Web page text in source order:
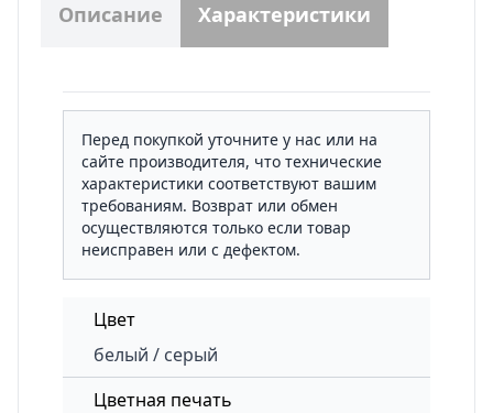
Описание Характеристики
Перед покупкой уточните у нас или на
сайте производителя, что технические
характеристики соответствуют вашим
требованиям. Возврат или обмен
осуществляются только если товар
неисправен или с дефектом.
Цвет
белый / серый
Цветная печать